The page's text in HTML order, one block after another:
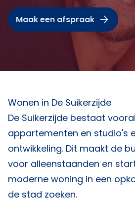
Maak een afspraak
Wonen in De Suikerzijde
De Suikerzijde bestaat
appartementen en studio's
ontwikkeling. Dit maakt de
voor alleenstaanden en
moderne woning in een
de stad zoeken.